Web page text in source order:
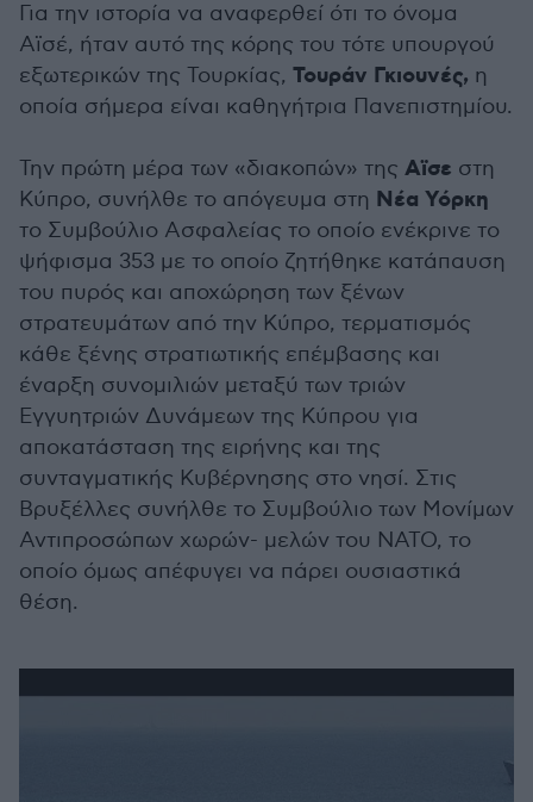
Για την ιστορία να αναφερθεί ότι το όνομα
Αϊσέ, ήταν αυτό της κόρης του τότε υπουργού
εξωτερικών της Τουρκίας, Τουράν Γκιουνές, η
οποία σήμερα είναι καθηγήτρια Πανεπιστημίου.
Την πρώτη μέρα των «διακοπών» της Αϊσε στη
Κύπρο, συνήλθε το απόγευμα στη Νέα Υόρκη
το Συμβούλιο Ασφαλείας το οποίο ενέκρινε το
ψήφισμα 353 με το οποίο ζητήθηκε κατάπαυση
του πυρός και αποχώρηση των ξένων
στρατευμάτων από την Κύπρο, τερματισμός
κάθε ξένης στρατιωτικής επέμβασης και
έναρξη συνομιλιών μεταξύ των τριών
Εγγυητριών Δυνάμεων της Κύπρου για
αποκατάσταση της ειρήνης και της
συνταγματικής Κυβέρνησης στο νησί. Στις
Βρυξέλλες συνήλθε το Συμβούλιο των Μονίμων
Αντιπροσώπων χωρών- μελών του ΝΑΤΟ, το
οποίο όμως απέφυγει να πάρει ουσιαστικά
θέση.